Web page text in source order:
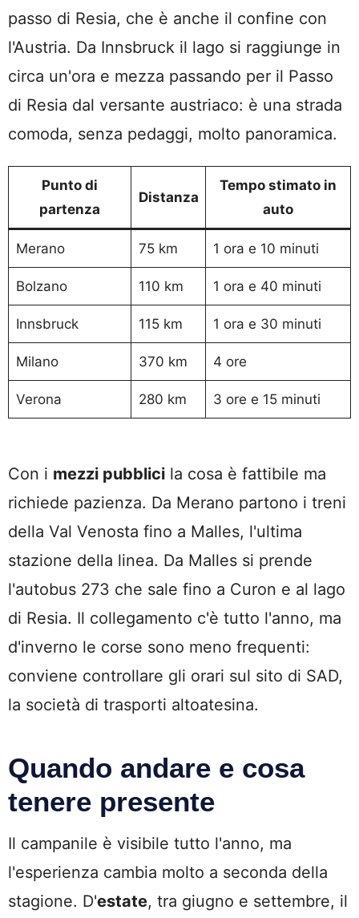
passo di Resia, che è anche il confine con
l'Austria. Da Innsbruck il lago si raggiunge in
circa un'ora e mezza passando per il Passo
di Resia dal versante austriaco: è una strada
comoda, senza pedaggi, molto panoramica.
Punto di
partenza
Distanza
Tempo stimato in
auto
Merano 75 km 1 ora e 10 minuti
Bolzano 110 km 1 ora e 40 minuti
Innsbruck 115 km 1 ora e 30 minuti
Milano 370 km 4 ore
Verona 280 km 3 ore e 15 minuti
Con i mezzi pubblici la cosa è fattibile ma
richiede pazienza. Da Merano partono i treni
della Val Venosta fino a Malles, l'ultima
stazione della linea. Da Malles si prende
l'autobus 273 che sale fino a Curon e al lago
di Resia. Il collegamento c'è tutto l'anno, ma
d'inverno le corse sono meno frequenti:
conviene controllare gli orari sul sito di SAD,
la società di trasporti altoatesina.
Quando andare e cosa
tenere presente
Il campanile è visibile tutto l'anno, ma
l'esperienza cambia molto a seconda della
stagione. D'estate, tra giugno e settembre, il